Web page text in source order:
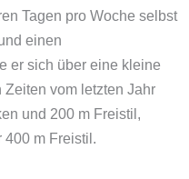
Tagen pro Woche selbst
einen
er sich über eine kleine
vom letzten Jahr
und 200 m Freistil,
400 m Freistil.